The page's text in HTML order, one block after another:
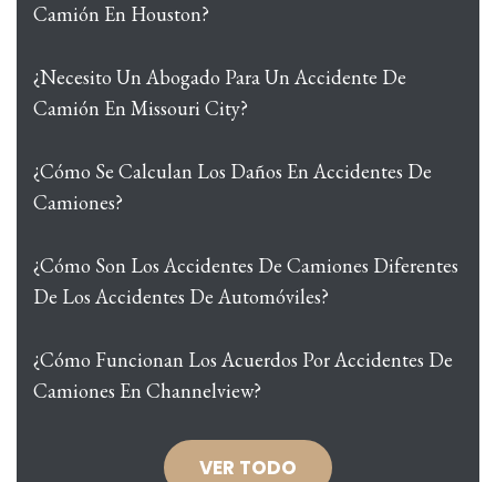
Camión En Houston?
¿Necesito Un Abogado Para Un Accidente De
Camión En Missouri City?
¿Cómo Se Calculan Los Daños En Accidentes De
Camiones?
¿Cómo Son Los Accidentes De Camiones Diferentes
De Los Accidentes De Automóviles?
¿Cómo Funcionan Los Acuerdos Por Accidentes De
Camiones En Channelview?
VER TODO